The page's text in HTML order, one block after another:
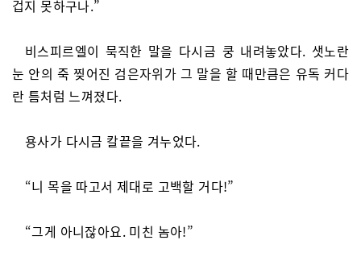
겁지 못하구나.”
비스피르엘이 묵직한 말을 다시금 쿵 내려놓았다. 샛노란
눈 안의 죽 찢어진 검은자위가 그 말을 할 때만큼은 유독 커다
란 틈처럼 느껴졌다.
용사가 다시금 칼끝을 겨누었다.
“니 목을 따고서 제대로 고백할 거다!”
“그게 아니잖아요. 미친 놈아!”